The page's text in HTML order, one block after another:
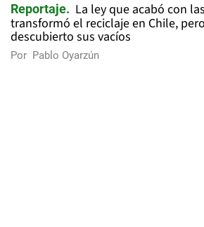
Reportaje
La ley que acabó con
transformó el reciclaje en Chile,
descubierto sus vacíos
Por Pablo Oyarzún